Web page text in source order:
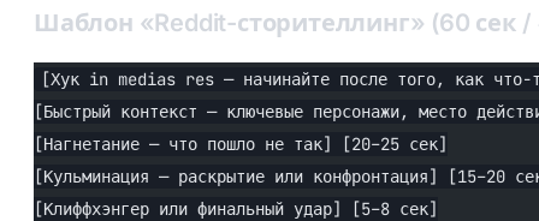
Шаблон «Reddit-сторителлинг» (60 сек /
[Хук in medias res — начинайте после того, как
[Быстрый контекст — ключевые персонажи, место
[Нагнетание — что пошло не так] [20–25 сек]
[Кульминация — раскрытие или конфронтация] [15–20
[Клиффхэнгер или финальный удар] [5–8 сек]